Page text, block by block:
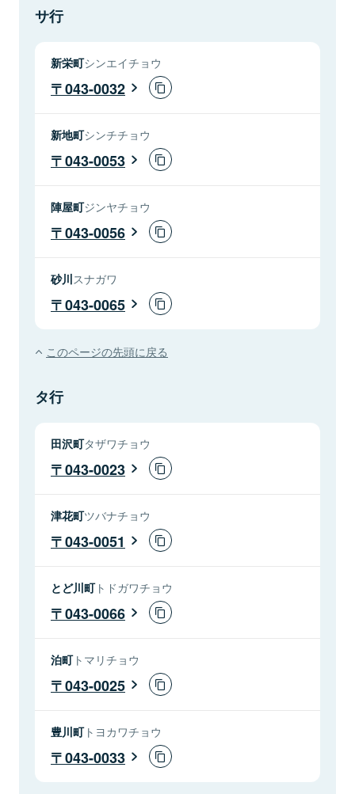
サ行
新栄町シンエイチョウ
043-0032
新地町シンチチョウ
043-0053
陣屋町ジンヤチョウ
043-0056
砂川スナガワ
043-0065
このページの先頭に戻る
タ行
田沢町タザワチョウ
043-0023
津花町ツバナチョウ
043-0051
とど川町トドガワチョウ
043-0066
泊町トマリチョウ
043-0025
豊川町トヨカワチョウ
043-0033